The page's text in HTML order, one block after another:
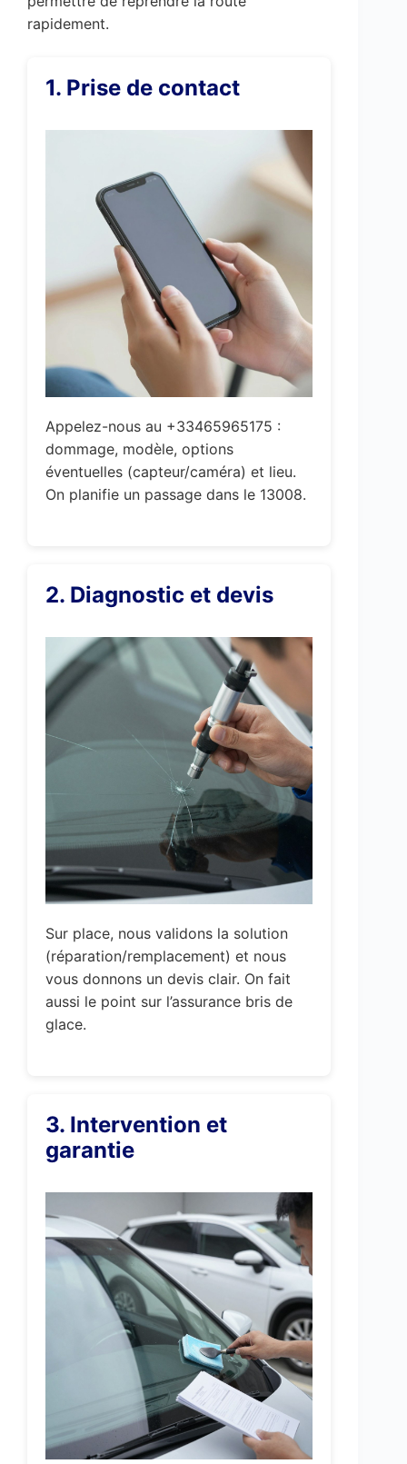
rapidement.
1. Prise de contact
Appelez-nous au +33465965175 :
dommage, modèle, options
éventuelles (capteur/caméra) et lieu.
On planifie un passage dans le 13008.
2. Diagnostic et devis
Sur place, nous validons la solution
(réparation/remplacement) et nous
vous donnons un devis clair. On fait
aussi le point sur l’assurance bris de
glace.
3. Intervention et
garantie